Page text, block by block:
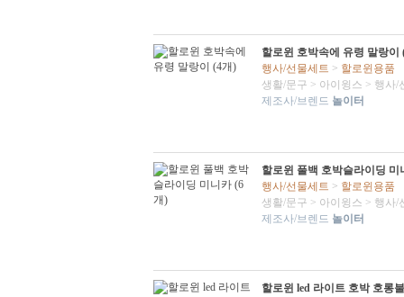
할로윈 호박속에 유령 말랑이
행사/선물세트 > 할로윈용품
생활/문구 > 아이윙스 > 행사/
제조사/브렌드 놀이터
할로윈 풀백 호박슬라이딩 미
행사/선물세트 > 할로윈용품
생활/문구 > 아이윙스 > 행사/
제조사/브렌드 놀이터
할로윈 led 라이트 호박 호롱